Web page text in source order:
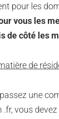
pour les
vous les
de côté les
de
une
.fr, vous